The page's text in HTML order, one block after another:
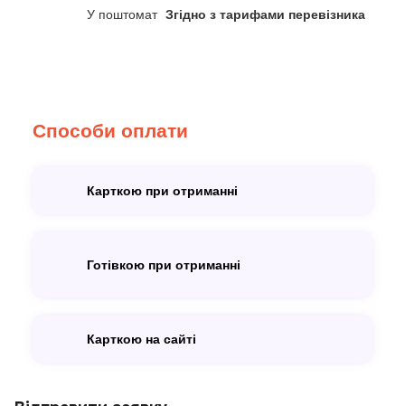
У поштомат Згідно з тарифами перевізника
Способи оплати
Карткою при отриманні
Готівкою при отриманні
Карткою на сайті